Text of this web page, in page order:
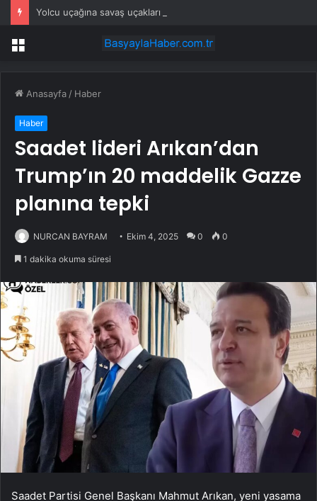
Menü
Anasayfa / Haber
Haber
Saadet lideri Arıkan’dan
Trump’ın 20 maddelik Gazze
planına tepki
NURCAN BAYRAM Ekim 4, 2025 0 0
1 dakika okuma süresi
Saadet Partisi Genel Başkanı Mahmut Arıkan, yeni yasama